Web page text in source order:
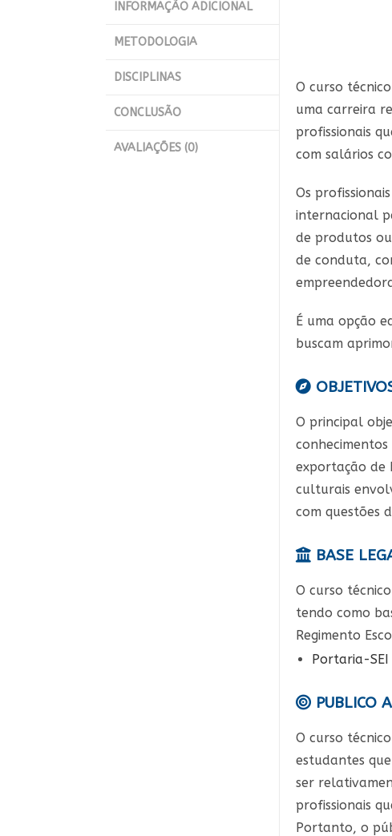
INFORMAÇÃO ADICIONAL
METODOLOGIA
DISCIPLINAS
CONCLUSÃO
AVALIAÇÕES (0)
O curso
uma carreira
profissionais
com salários
Os
internacional
de produtos
de conduta,
É uma opção
buscam
O principal
exportação de
culturais
com questões
BASE
O curso
tendo como
Regimento
Portaria-
PUBLICO
O curso
estudantes
ser
profissionais
Portanto, o